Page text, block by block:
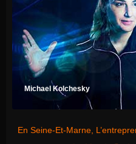
Michael Kolchesky
En Seine-Et-Marne,